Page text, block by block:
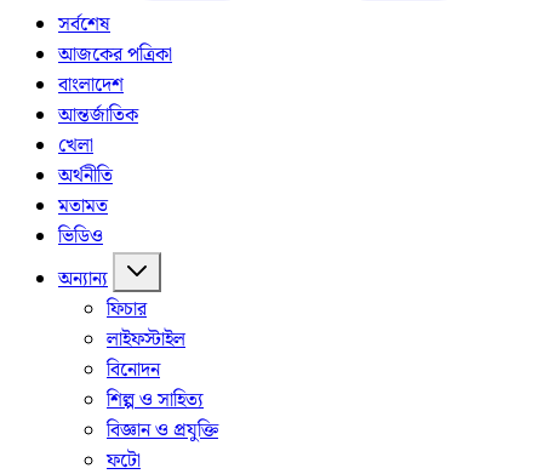
সর্বশেষ
আজকের পত্রিকা
বাংলাদেশ
আন্তর্জাতিক
খেলা
অর্থনীতি
মতামত
ভিডিও
অন্যান্য
ফিচার
লাইফস্টাইল
বিনোদন
শিল্প ও সাহিত্য
বিজ্ঞান ও প্রযুক্তি
ফটো